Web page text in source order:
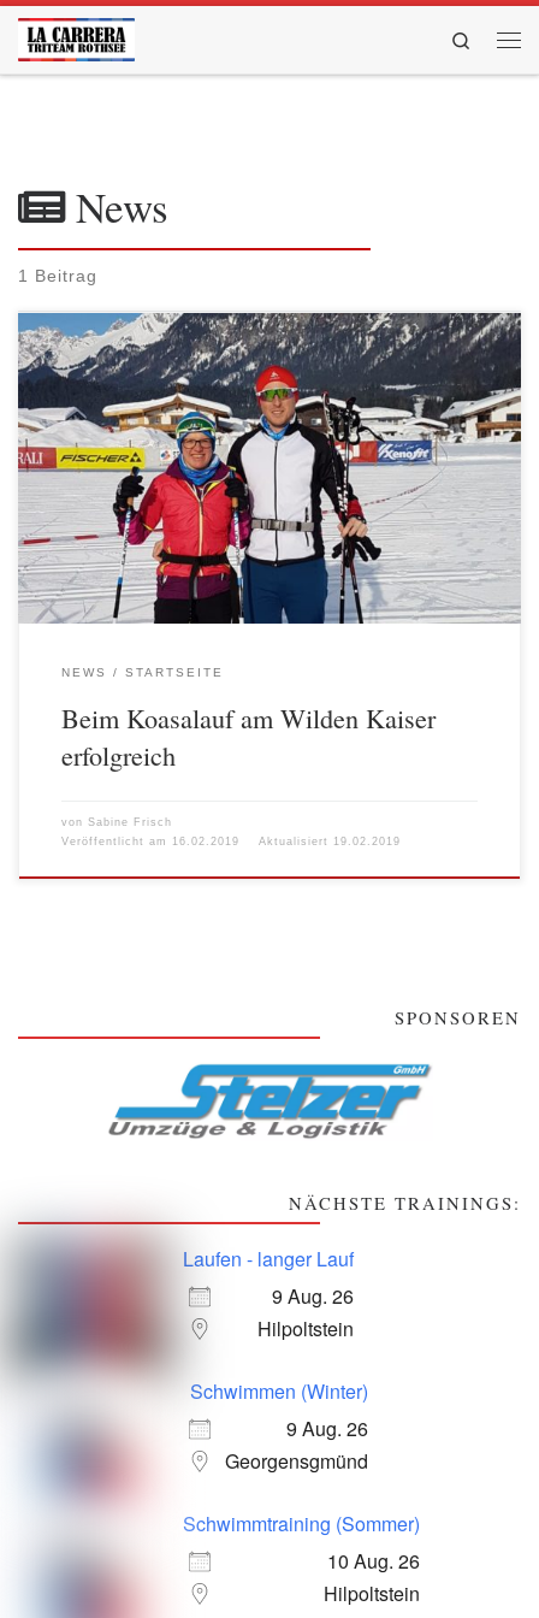
Zum Inhalt springen
Search
News
1 Beitrag
Theresa Wild und Florian Griesbach waren für uns wieder bei einem
Skitrail am Start. Diesmal entschieden sie sich für den Koasalauf in St.
Johann und konnten erneut überzeugen. Bei herrlichem, sonnigem
Winterwetter führte die 28 km bzw. 50 km lange Skating Strecke mit
450 hm von St Johann über Niederhofen […]
NEWS STARTSEITE
Beim Koasalauf am Wilden Kaiser
erfolgreich
von Sabine Frisch
Veröffentlicht am
16.02.2019 Aktualisiert 19.02.2019
SPONSOREN
NÄCHSTE TRAININGS:
Laufen - langer Lauf
9 Aug. 26
Hilpoltstein
Schwimmen (Winter)
9 Aug. 26
Georgensgmünd
Schwimmtraining (Sommer)
10 Aug. 26
Hilpoltstein